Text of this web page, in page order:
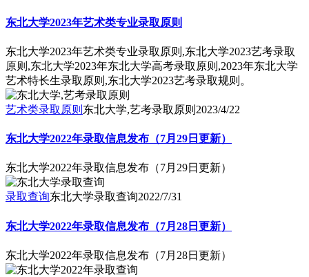
东北大学2023年艺术类专业录取原则
东北大学2023年艺术类专业录取原则,东北大学2023艺考录取
原则,东北大学2023年东北大学高考录取原则,2023年东北大学
艺术特长生录取原则,东北大学2023艺考录取规则。
艺术类录取原则 东北大学,艺考录取原则 2023/4/22
东北大学2022年录取信息发布（7月29日更新）
东北大学2022年录取信息发布（7月29日更新）
录取查询东北大学录取查询2022/7/31
东北大学2022年录取信息发布（7月28日更新）
东北大学2022年录取信息发布（7月28日更新）